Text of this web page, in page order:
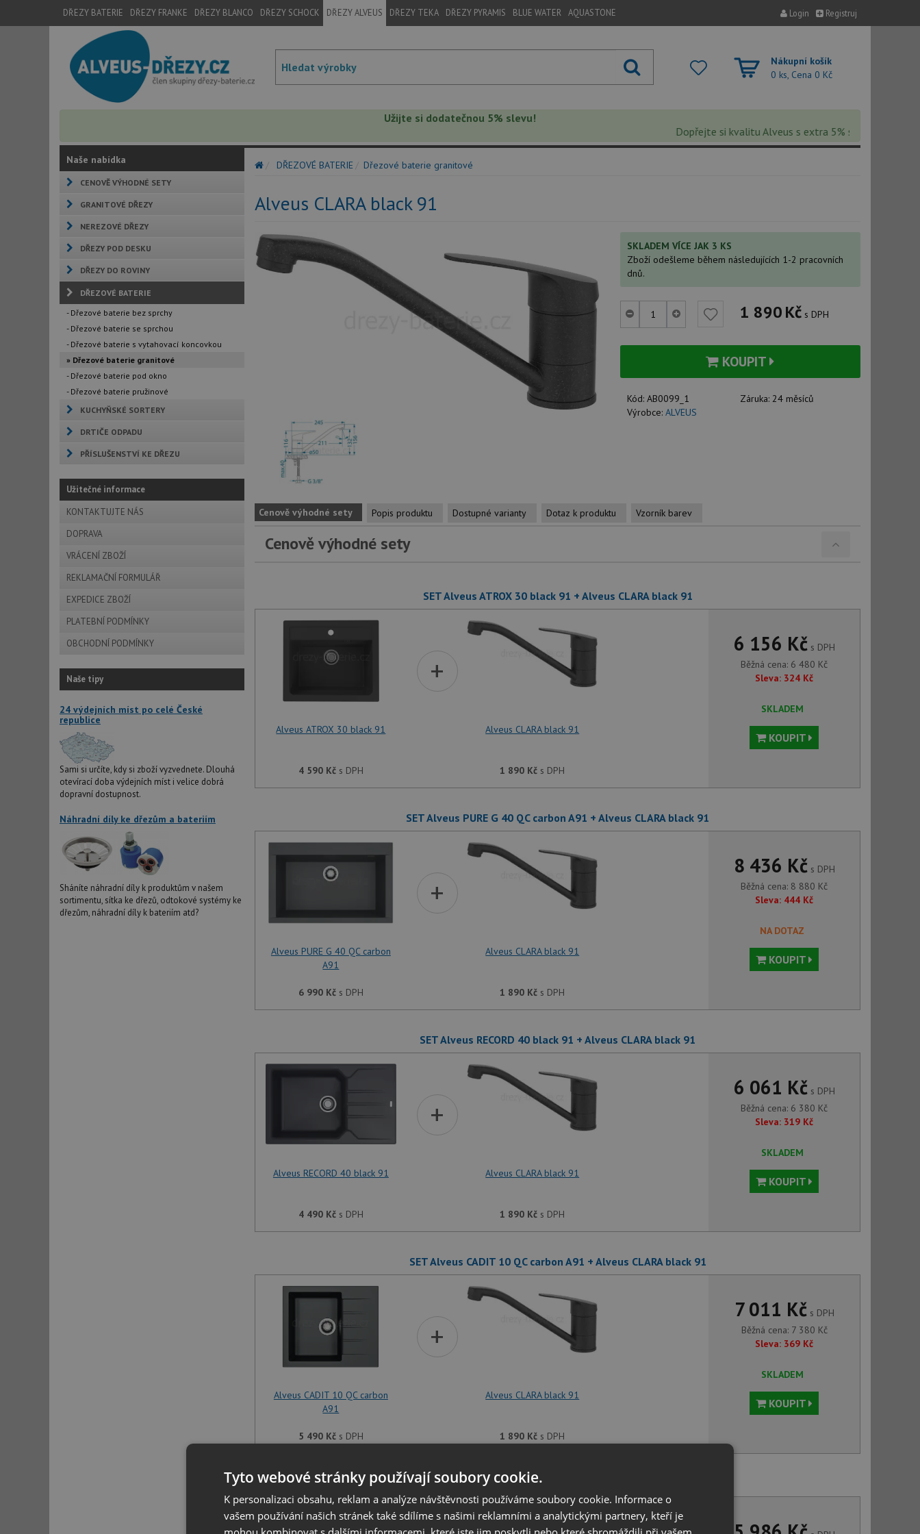
DŘEZY BATERIE DŘEZY FRANKE DŘEZY BLANCO DŘEZY SCHOCK DŘEZY ALVEUS DŘEZY TEKA DŘEZY PYRAMIS BLUE WATER AQUASTONE Login Registruj
Nákupní košík
0 ks, Cena 0 Kč
Užijte si dodatečnou 5% slevu!
Dopřejte si kvalitu Alveus s extra 5% slevou – sleva se
Naše nabídka
CENOVĚ VÝHODNÉ SETY
GRANITOVÉ DŘEZY
NEREZOVÉ DŘEZY
DŘEZY POD DESKU
DŘEZY DO ROVINY
DŘEZOVÉ BATERIE
- Dřezové baterie bez sprchy
- Dřezové baterie se sprchou
- Dřezové baterie s vytahovací koncovkou
» Dřezové baterie granitové
- Dřezové baterie pod okno
- Dřezové baterie pružinové
KUCHYŇSKÉ SORTERY
DRTIČE ODPADU
PŘÍSLUŠENSTVÍ KE DŘEZU
Užitečné informace
KONTAKTUJTE NÁS
DOPRAVA
VRÁCENÍ ZBOŽÍ
REKLAMAČNÍ FORMULÁŘ
EXPEDICE ZBOŽÍ
PLATEBNÍ PODMÍNKY
OBCHODNÍ PODMÍNKY
Naše tipy
24 výdejních míst po celé České
republice
Sami si určíte, kdy si zboží vyzvednete. Dlouhá
otevírací doba výdejních míst i velice dobrá
dopravní dostupnost.
Náhradní díly ke dřezům a bateriím
Sháníte náhradní díly k produktům v našem
sortimentu, sítka ke dřezů, odtokové systémy ke
dřezům, náhradní díly k bateriím atd?
DŘEZOVÉ BATERIE Dřezové baterie granitové
Alveus CLARA black 91
SKLADEM VÍCE JAK 3 KS
Zboží odešleme během následujících 1-2 pracovních
dnů.
1 890Kč s DPH
KOUPIT
Kód: AB0099_1 Záruka:24 měsíců
Výrobce: ALVEUS
Cenově výhodné sety Popis produktu Dostupné varianty Dotaz k produktu Vzorník barev
Cenově výhodné sety
SET Alveus ATROX 30 black 91 + Alveus CLARA black 91
Alveus ATROX 30 black 91
4 590 Kčs DPH
+
Alveus CLARA black 91
1 890 Kč s DPH
6 156 Kčs DPH
Běžná cena: 6 480 Kč
Sleva: 324 Kč
SKLADEM
KOUPIT
SET Alveus PURE G 40 QC carbon A91 + Alveus CLARA black 91
Alveus PURE G 40 QC carbon
A91
6 990 Kčs DPH
+
Alveus CLARA black 91
1 890 Kč s DPH
8 436 Kčs DPH
Běžná cena: 8 880 Kč
Sleva: 444 Kč
NA DOTAZ
KOUPIT
SET Alveus RECORD 40 black 91 + Alveus CLARA black 91
Alveus RECORD 40 black 91
4 490 Kčs DPH
+
Alveus CLARA black 91
1 890 Kč s DPH
6 061 Kčs DPH
Běžná cena: 6 380 Kč
Sleva: 319 Kč
SKLADEM
KOUPIT
SET Alveus CADIT 10 QC carbon A91 + Alveus CLARA black 91
Alveus CADIT 10 QC carbon
A91
5 490 Kčs DPH
+
Alveus CLARA black 91
1 890 Kč s DPH
7 011 Kčs DPH
Běžná cena: 7 380 Kč
Sleva: 369 Kč
SKLADEM
KOUPIT
SET Alveus ATROX 20 black 91 + Alveus CLARA black 91
Tyto webové stránky používají soubory cookie.
K personalizaci obsahu, reklam a analýze návštěvnosti používáme soubory cookie. Informace o
vašem používání našich stránek také sdílíme s našimi reklamními a analytickými partnery, kteří je